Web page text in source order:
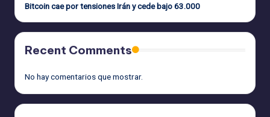
Bitcoin cae por tensiones Irán y cede bajo 63.000
Recent Comments
No hay comentarios que mostrar.